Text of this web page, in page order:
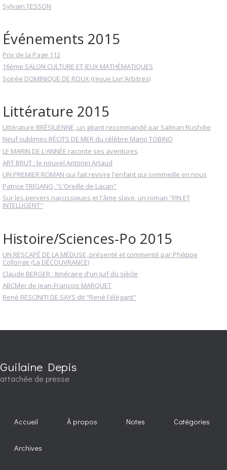
Sylvain TESSON
Événements 2015
Prix de la Page 112
16ème SALON CULTURE ET JEUX MATHÉMATIQUES
Soirée DOMINIQUE DE ROUX (revue Livr'Arbitres)
Littérature 2015
Littérature BRÉSILIENNE, un géant recommandé par Salman Rushdie
Neuf sublimes RÉCITS DE MER du célèbre Mario TOBINO
LE MARIN DE L'ANNÉE raconte ses aventures
ART BRUT : le nouvel Antonin Artaud
UN PREMIER ROMAN qui fait revivre l'enfant qui sommeille en nous
Patrice TRIGANO, "L'Oreille de Lacan"
Sur les pervers narcissiques et l'âme slave, un roman "FIN ET
INTELLIGENT"
Histoire/Sciences-Po 2015
UN RESCAPÉ DE LA MÉDUSE, présenté et commenté par Philippe
Collonge (La DÉCOUVRANCE)
Claude BERGER : Itinéraire d'un Juif du siècle
ABCMer de Jean-François MARQUET
René RESCINITI DE SAYS dit "René l'élégant"
Guilaine Depis
attachée de presse
Accueil À propos Notes Catégories
Archives